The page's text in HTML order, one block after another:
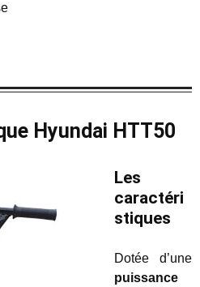
Hyundai HTT50
Les
caractéri
stiques
Dotée d’une
puissance